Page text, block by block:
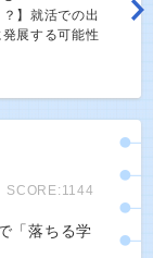
？】就活での出
展する可能性
SCORE:1144
「落ちる学